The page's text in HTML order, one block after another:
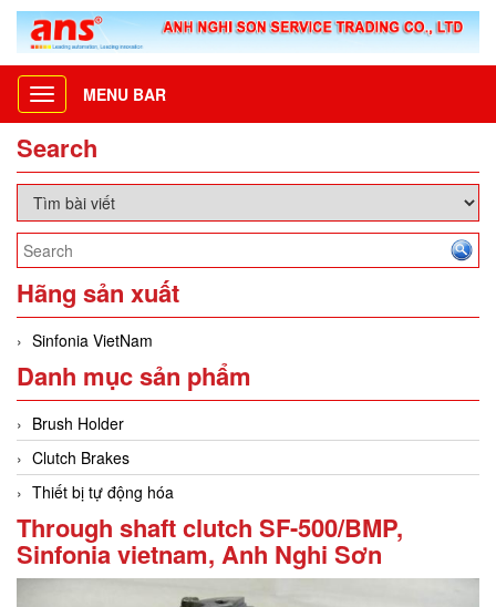
Toggle
navigation
MENU BAR
Search
Hãng sản xuất
Sinfonia VietNam
Danh mục sản phẩm
Brush Holder
Clutch Brakes
Thiết bị tự động hóa
Through shaft clutch SF-500/BMP,
Sinfonia vietnam, Anh Nghi Sơn